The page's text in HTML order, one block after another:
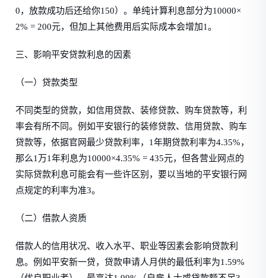
0，放款成功后还给你150）。单纯计算利息部分为10000×
2% = 200元，但加上其他费用后实际成本会增加1。
三、影响平安贷款利息的因素
（一）贷款类型
不同类型的贷款，如信用贷款、装修贷款、购车贷款等，利
率会有所不同。例如平安银行的装修贷款、信用贷款、购车
贷款等，依据官网最少贷款利率，1年期贷款利率为4.35%，
那么1万1年利息为10000×4.35% = 435元，但各营业网点的
实际贷款利息可能会有一些许区别，要以当地的平安银行网
点规定的利率为准3。
（二）借款人资质
借款人的信用状况、收入水平、职业等因素会影响贷款利
息。例如平安新一贷，贷款申请人月供的最低利率为1.59%